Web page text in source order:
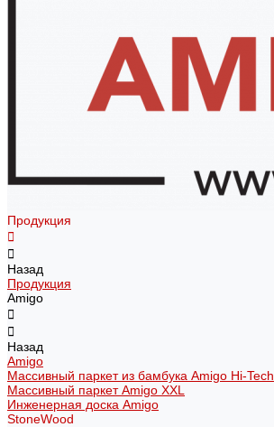
Продукция
Назад
Продукция
Amigo
Назад
Amigo
Массивный паркет из бамбука Amigo Hi-Tech
Массивный паркет Amigo XXL
Инженерная доска Amigo
StoneWood